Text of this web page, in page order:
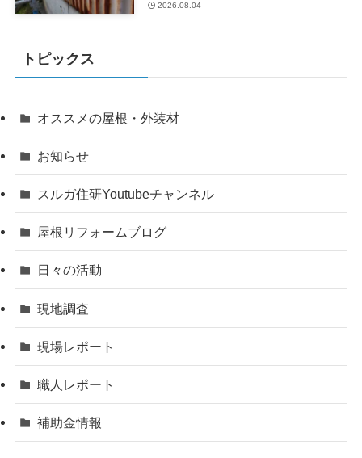
2026.08.04
トピックス
オススメの屋根・外装材
お知らせ
スルガ住研Youtubeチャンネル
屋根リフォームブログ
日々の活動
現地調査
現場レポート
職人レポート
補助金情報